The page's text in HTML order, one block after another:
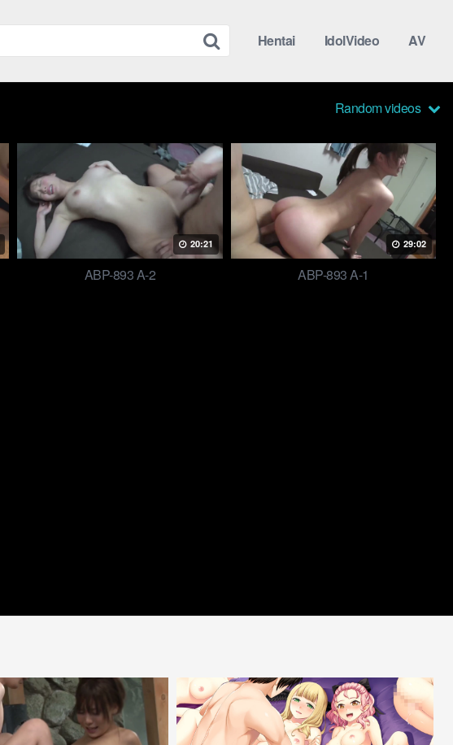
Hentai IdolVideo AV
Random videos
20:21
ABP-893 A-2
29:02
ABP-893 A-1